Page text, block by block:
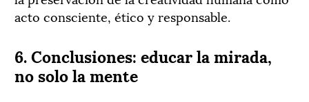
acto consciente, ético y responsable.
6. Conclusiones: educar la mirada,
no solo la mente